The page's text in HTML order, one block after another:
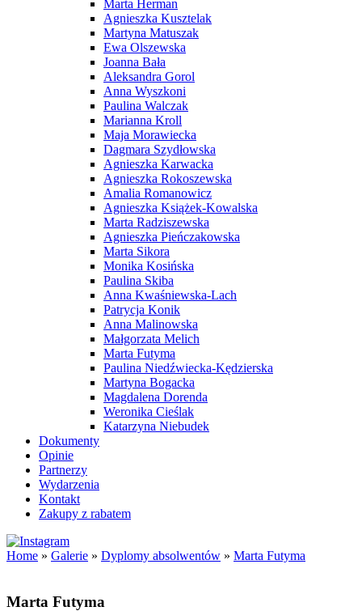
Marta Herman
Agnieszka Kusztelak
Martyna Matuszak
Ewa Olszewska
Joanna Bała
Aleksandra Gorol
Anna Wyszkoni
Paulina Walczak
Marianna Kroll
Maja Morawiecka
Dagmara Szydłowska
Agnieszka Karwacka
Agnieszka Rokoszewska
Amalia Romanowicz
Agnieszka Książek-Kowalska
Marta Radziszewska
Agnieszka Pieńczakowska
Marta Sikora
Monika Kosińska
Paulina Skiba
Anna Kwaśniewska-Lach
Patrycja Konik
Anna Malinowska
Małgorzata Melich
Marta Futyma
Paulina Niedźwiecka-Kędzierska
Martyna Bogacka
Magdalena Dorenda
Weronika Cieślak
Katarzyna Niebudek
Dokumenty
Opinie
Partnerzy
Wydarzenia
Kontakt
Zakupy z rabatem
Home » Galerie » Dyplomy absolwentów » Marta Futyma
Marta Futyma